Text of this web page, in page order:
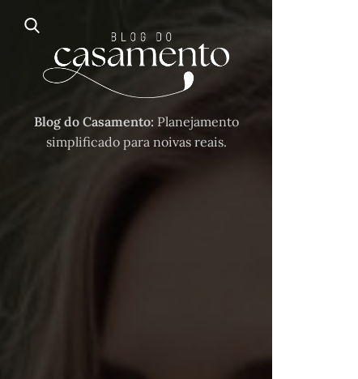
Blog do Casamento: Planejamento
simplificado para noivas reais.